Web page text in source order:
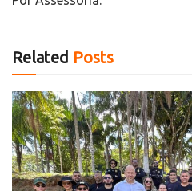
Related Posts